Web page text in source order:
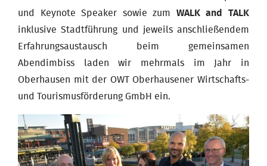
und Keynote Speaker sowie zum WALK and TALK
inklusive Stadtführung und jeweils anschließendem
Erfahrungsaustausch beim gemeinsamen
Abendimbiss laden wir mehrmals im Jahr in
Oberhausen mit der OWT Oberhausener Wirtschafts-
und Tourismusförderung GmbH ein.